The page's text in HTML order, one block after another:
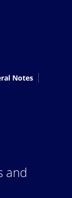
Notes
and